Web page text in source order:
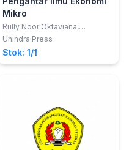
Mikro
Rully Noor Oktaviana,
S.E.,M.M.; Dr. Indah Purnama
Unindra Press
Stok: 1/1